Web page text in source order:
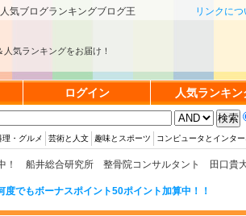
気ブログランキングブログ王 リンクにつ
気ランキングをお届け！
ログイン 人気ランキン
理・グルメ 芸術と人文 趣味とスポーツ コンピュータとインター
！ 船井総合研究所 整骨院コンサルタント 田口貴
度でもボーナスポイント50ポイント加算中！！